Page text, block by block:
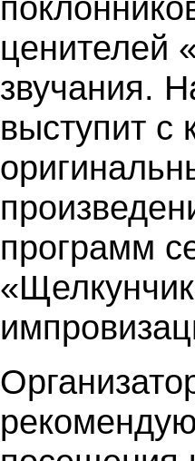
ценителей
звучания.
выступит с
программ